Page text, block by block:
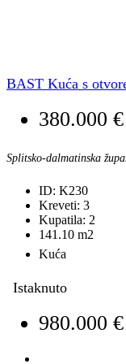
BAST Kuća s
380.000 €
Splitsko-dalmatinska
ID: K230
Kreveti: 3
Kupatila: 2
141.10 m2
Kuća
Istaknuto
980.000 €